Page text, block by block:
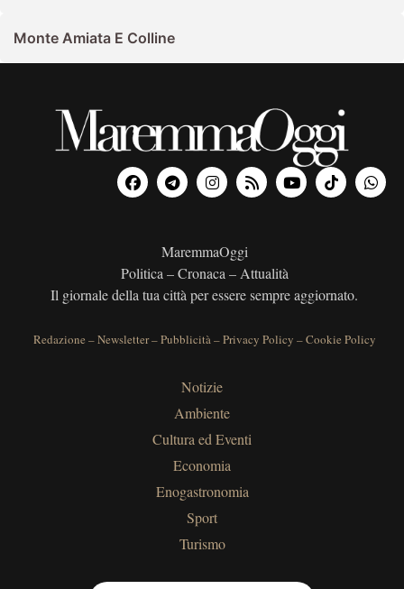
Monte Amiata E Colline
MaremmaOggi
Politica – Cronaca – Attualità
Il giornale della tua città per essere sempre aggiornato.
Redazione –Newsletter–Pubblicità–Privacy Policy –Cookie Policy
Notizie
Ambiente
Cultura ed Eventi
Economia
Enogastronomia
Sport
Turismo